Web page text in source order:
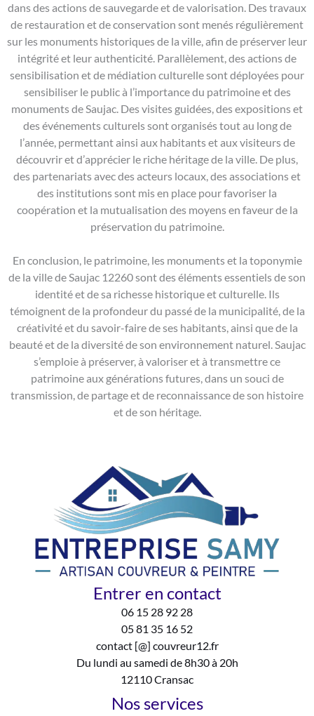
dans des actions de sauvegarde et de valorisation. Des travaux
de restauration et de conservation sont menés régulièrement
sur les monuments historiques de la ville, afin de préserver leur
intégrité et leur authenticité. Parallèlement, des actions de
sensibilisation et de médiation culturelle sont déployées pour
sensibiliser le public à l’importance du patrimoine et des
monuments de Saujac. Des visites guidées, des expositions et
des événements culturels sont organisés tout au long de
l’année, permettant ainsi aux habitants et aux visiteurs de
découvrir et d’apprécier le riche héritage de la ville. De plus,
des partenariats avec des acteurs locaux, des associations et
des institutions sont mis en place pour favoriser la
coopération et la mutualisation des moyens en faveur de la
préservation du patrimoine.
En conclusion, le patrimoine, les monuments et la toponymie
de la ville de Saujac 12260 sont des éléments essentiels de son
identité et de sa richesse historique et culturelle. Ils
témoignent de la profondeur du passé de la municipalité, de la
créativité et du savoir-faire de ses habitants, ainsi que de la
beauté et de la diversité de son environnement naturel. Saujac
s’emploie à préserver, à valoriser et à transmettre ce
patrimoine aux générations futures, dans un souci de
transmission, de partage et de reconnaissance de son histoire
et de son héritage.
Entrer en contact
06 15 28 92 28
05 81 35 16 52
contact [@] couvreur12.fr
Du lundi au samedi de 8h30 à 20h
12110 Cransac
Nos services